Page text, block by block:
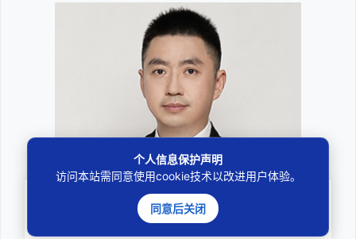
邓杰律师
专业
深耕厚积聚焦专注
个人信息保护声明
访问本站需同意使用cookie技术以改进用户体验。
同意后关闭